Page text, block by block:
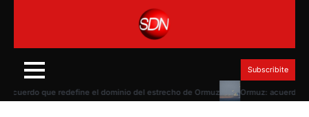
Subscribite
que redefine el dominio del estrecho de Ormuz Ormuz: acuerdo con